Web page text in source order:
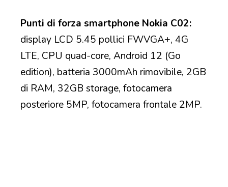
Punti di forza smartphone Nokia C02:
display LCD 5.45 pollici FWVGA+, 4G
LTE, CPU quad-core, Android 12 (Go
edition), batteria 3000mAh rimovibile, 2GB
di RAM, 32GB storage, fotocamera
posteriore 5MP, fotocamera frontale 2MP.